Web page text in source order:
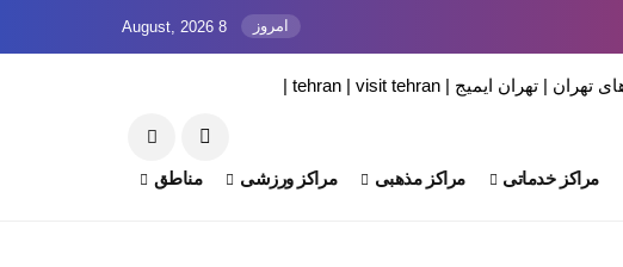
امروز 8 August, 2026
مراکز خدماتی مراکز مذهبی مراکز ورزشی مناطق